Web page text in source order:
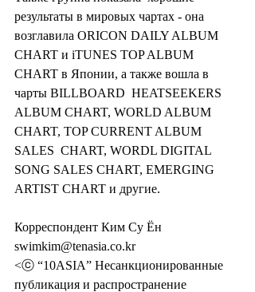
результаты в мировых чартах - она
возглавила ORICON DAILY ALBUM
CHART и iTUNES TOP ALBUM
CHART в Японии, а также вошла в
чарты BILLBOARD  HEATSEEKERS
ALBUM CHART, WORLD ALBUM
CHART, TOP CURRENT ALBUM
SALES  CHART, WORDL DIGITAL
SONG SALES CHART, EMERGING
ARTIST CHART и другие.
Корреспондент Ким Су Ён
swimkim@tenasia.co.kr
<ⓒ “10ASIA” Несанкционированные
публикация и распространение